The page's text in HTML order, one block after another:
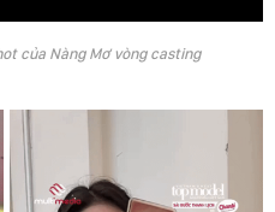
của Nàng Mơ vòng casting